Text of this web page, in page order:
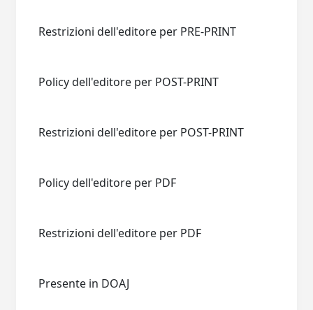
Restrizioni dell'editore per PRE-PRINT
Policy dell'editore per POST-PRINT
Restrizioni dell'editore per POST-PRINT
Policy dell'editore per PDF
Restrizioni dell'editore per PDF
Presente in DOAJ